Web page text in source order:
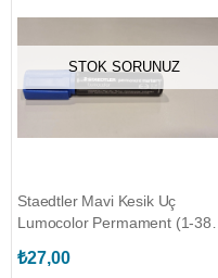
STOK SORUNUZ
Staedtler Mavi Kesik Uç
Lumocolor Permament (1-385-
₺27,00